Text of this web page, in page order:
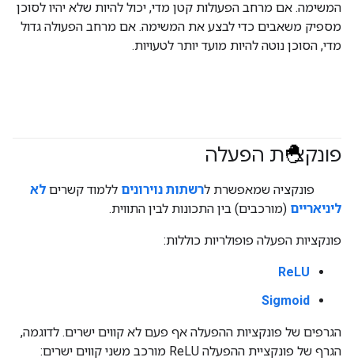
המשימה. אם מרחב הפעולות קטן מדי, יכול להיות שלא יהיו לסוכן
מספיק משאבים כדי לבצע את המשימה. אם מרחב הפעולה גדול
מדי, הסוכן נוטה להיות מועד יותר לטעויות.
פונקציית הפעלה
פונקציה שמאפשרת לרשתות נוירונים ללמוד קשרים לא
ליניאריים (מורכבים) בין התכונות לבין התווית.
פונקציות הפעלה פופולריות כוללות:
ReLU
Sigmoid
הגרפים של פונקציות ההפעלה אף פעם לא קווים ישרים. לדוגמה,
הגרף של פונקציית ההפעלה ReLU מורכב משני קווים ישרים: